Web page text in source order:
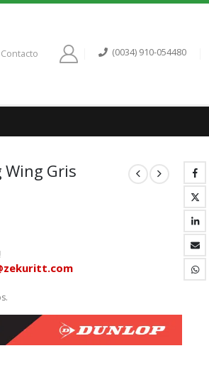
Contacto (0034) 910-054480
Gris